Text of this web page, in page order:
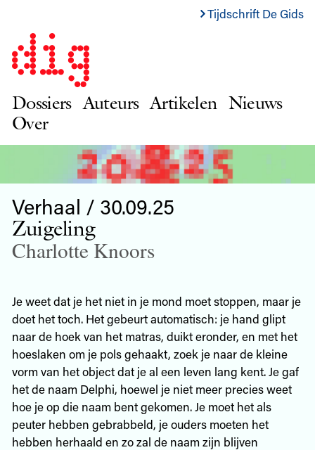
Tijdschrift De Gids
Dossiers Auteurs Artikelen Nieuws
Over
Verhaal / 30.09.25
Zuigeling
Charlotte Knoors
Je weet dat je het niet in je mond moet stoppen, maar je
doet het toch. Het gebeurt automatisch: je hand glipt
naar de hoek van het matras, duikt eronder, en met het
hoeslaken om je pols gehaakt, zoek je naar de kleine
vorm van het object dat je al een leven lang kent. Je gaf
het de naam Delphi, hoewel je niet meer precies weet
hoe je op die naam bent gekomen. Je moet het als
peuter hebben gebrabbeld, je ouders moeten het
hebben herhaald en zo zal de naam zijn blijven